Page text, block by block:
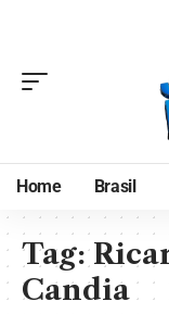
Home Brasil
Tag:
Candia